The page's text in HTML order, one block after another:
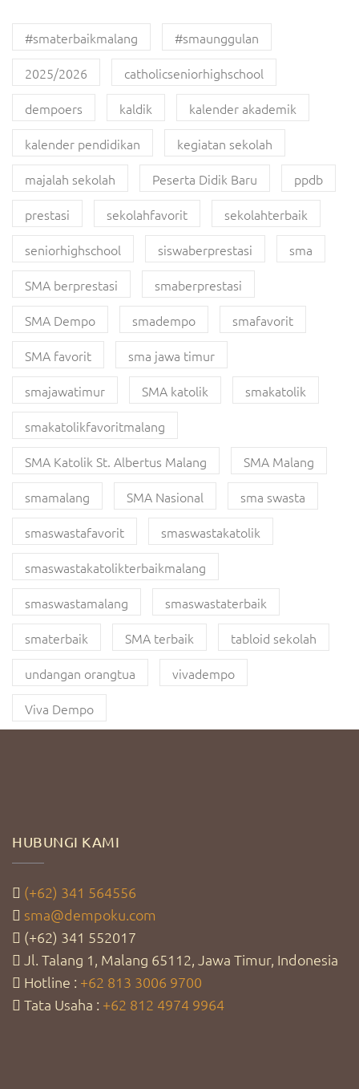
#smaterbaikmalang
#smaunggulan
2025/2026
catholicseniorhighschool
dempoers
kaldik
kalender akademik
kalender pendidikan
kegiatan sekolah
majalah sekolah
Peserta Didik Baru
ppdb
prestasi
sekolahfavorit
sekolahterbaik
seniorhighschool
siswaberprestasi
sma
SMA berprestasi
smaberprestasi
SMA Dempo
smadempo
smafavorit
SMA favorit
sma jawa timur
smajawatimur
SMA katolik
smakatolik
smakatolikfavoritmalang
SMA Katolik St. Albertus Malang
SMA Malang
smamalang
SMA Nasional
sma swasta
smaswastafavorit
smaswastakatolik
smaswastakatolikterbaikmalang
smaswastamalang
smaswastaterbaik
smaterbaik
SMA terbaik
tabloid sekolah
undangan orangtua
vivadempo
Viva Dempo
HUBUNGI KAMI
(+62) 341 564556
sma@dempoku.com
(+62) 341 552017
Jl. Talang 1, Malang 65112, Jawa Timur, Indonesia
Hotline : +62 813 3006 9700
Tata Usaha : +62 812 4974 9964